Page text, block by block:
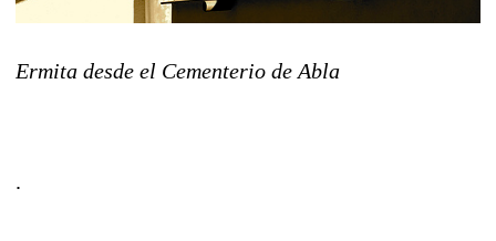
Ermita desde el Cementerio de Abla
.